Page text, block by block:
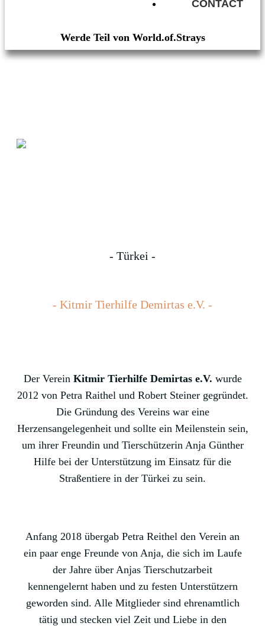
CONTACT
Werde Teil von World.of.Strays
- Türkei -
- Kitmir Tierhilfe Demirtas e.V. -
Der Verein Kitmir Tierhilfe Demirtas e.V. wurde
2012 von Petra Raithel und Robert Steiner gegründet.
Die Gründung des Vereins war eine
Herzensangelegenheit und sollte ein Meilenstein sein,
um ihrer Freundin und Tierschützerin Anja Günther
Hilfe bei der Unterstützung im Einsatz für die
Straßentiere in der Türkei zu sein.
Anfang 2018 übergab Petra Reithel den Verein an
ein paar enge Freunde von Anja, die sich im Laufe
der Jahre über Anjas Tierschutzarbeit
kennengelernt haben und zu festen Unterstützern
geworden sind. Alle Mitglieder sind ehrenamtlich
tätig und stecken viel Zeit und Liebe in den